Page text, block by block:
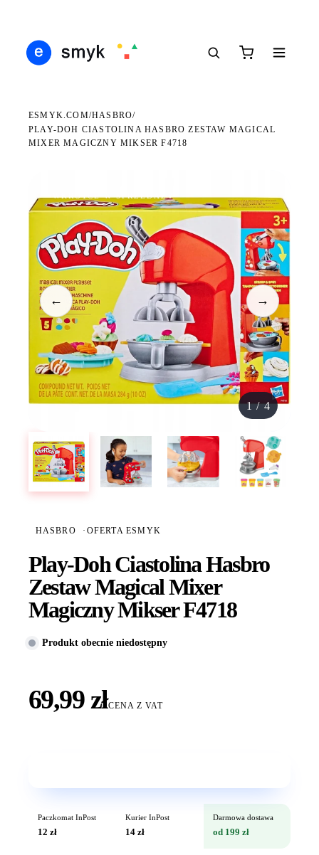
ESMYK.COM/HASBRO/
PLAY-DOH CIASTOLINA HASBRO ZESTAW MAGICAL
MIXER MAGICZNY MIKSER F4718
WKRÓTCE W SPRZEDAŻY
← →
1/4
HASBRO · OFERTA ESMYK
Play-Doh Ciastolina Hasbro
Zestaw Magical Mixer
Magiczny Mikser F4718
Produkt obecnie niedostępny
69,99 złCENA Z VAT
Paczkomat InPost
12 zł
Kurier InPost
14 zł
Darmowa dostawa
od 199 zł